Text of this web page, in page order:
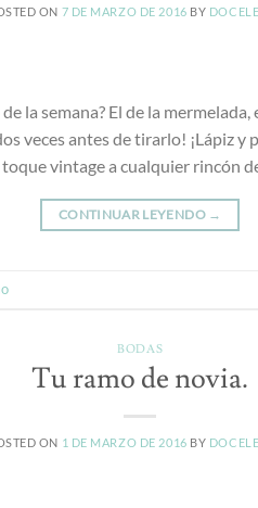
ON 7 DE MARZO DE 2016 BY
la semana? El de la
veces antes de tirarlo! ¡Lápiz
vintage a cualquier rincón
CONTINUAR LEYENDO →
BODAS
Tu ramo de novia.
ON 1 DE MARZO DE 2016 BY